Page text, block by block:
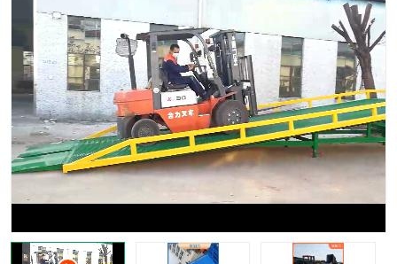
叉车装卸货平台
移动式升降平台 升降货梯
集装箱装柜平台 油桶夹具